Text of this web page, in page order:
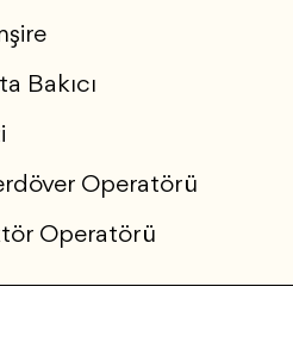
Bakıcı
Operatörü
Operatörü